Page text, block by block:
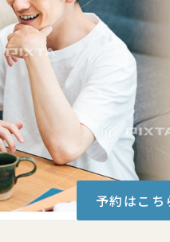
予約はこち